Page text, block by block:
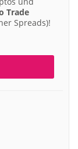
Trade
Spreads)!